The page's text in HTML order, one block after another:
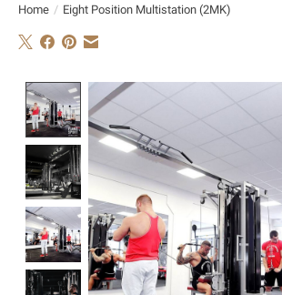
Home / Eight Position Multistation (2MK)
Product image slideshow Items